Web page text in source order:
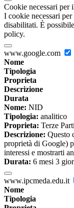
Cookie necessari per
I cookie necessari
disabilitati. È
policy.
www.google.com
Nome
Tipologia
Proprieta
Descrizione
Durata
Nome: NID
Tipologia: analitico
Proprieta: Terze
Descrizione: Questo
proprietà di Google)
interessi e mostrarti
Durata: 6 mesi 3
www.ipcmeda.edu.it
Nome
Tipologia